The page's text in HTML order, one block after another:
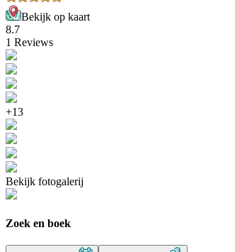
Bekijk op kaart
8.7
1 Reviews
+13
Bekijk fotogalerij
Zoek en boek